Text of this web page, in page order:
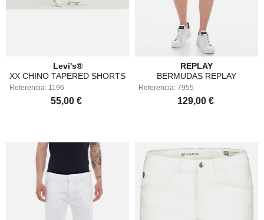
Levi's®
XX CHINO TAPERED SHORTS
LEVI'S®17202-0008
Referencia: 1196
55,00 €
REPLAY
BERMUDAS REPLAY
MA981Q.000.141 416-9
Referencia: 7955
129,00 €